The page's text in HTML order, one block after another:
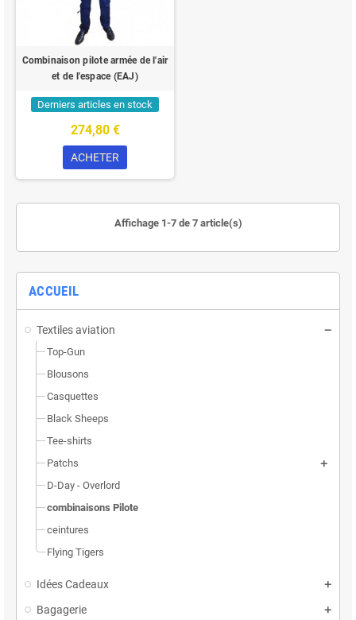
ACCUEIL
Textiles aviation
Top-Gun
Blousons
Casquettes
Black Sheeps
Tee-shirts
Patchs
D-Day - Overlord
combinaisons Pilote
ceintures
Flying Tigers
Idées Cadeaux
Bagagerie
Combinaison pilote armée de l'air
et de l'espace (EAJ)
Derniers articles en stock
274,80 €
ACHETER
Affichage 1-7 de 7 article(s)